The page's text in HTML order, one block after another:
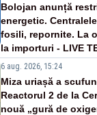
Bolojan anunță
energetic.
fosili, repornite. La
la importuri - LIVE
6 aug. 2026, 15:24
Miza uriașă a
Reactorul 2 de la
nouă „gură de